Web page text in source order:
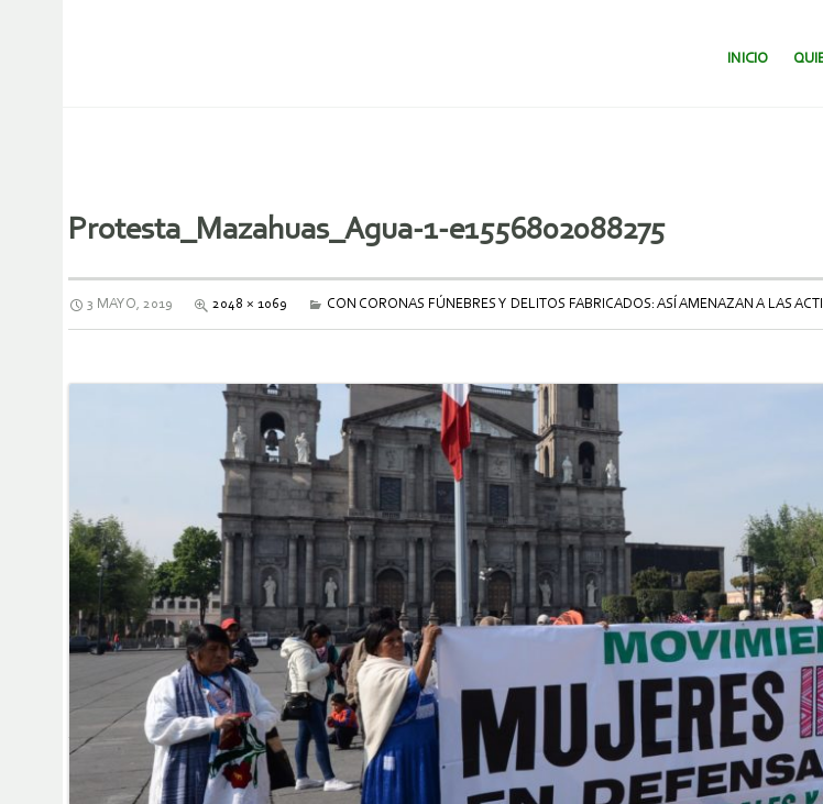
SALTAR AL
INICIO
Protesta_Mazahuas_Agua-1-e1556802088275
3 MAYO, 2019 2048 × 1069 CON CORONAS FÚNEBRES Y DELITOS FABRICADOS: ASÍ AMENAZAN A LAS